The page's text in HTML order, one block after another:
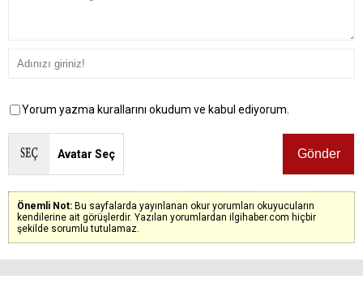
Yorum yazma kurallarını okudum ve kabul ediyorum.
Avatar Seç
Önemli Not: Bu sayfalarda yayınlanan okur yorumları okuyucuların
kendilerine ait görüşlerdir. Yazılan yorumlardan ilgihaber.com hiçbir
şekilde sorumlu tutulamaz.